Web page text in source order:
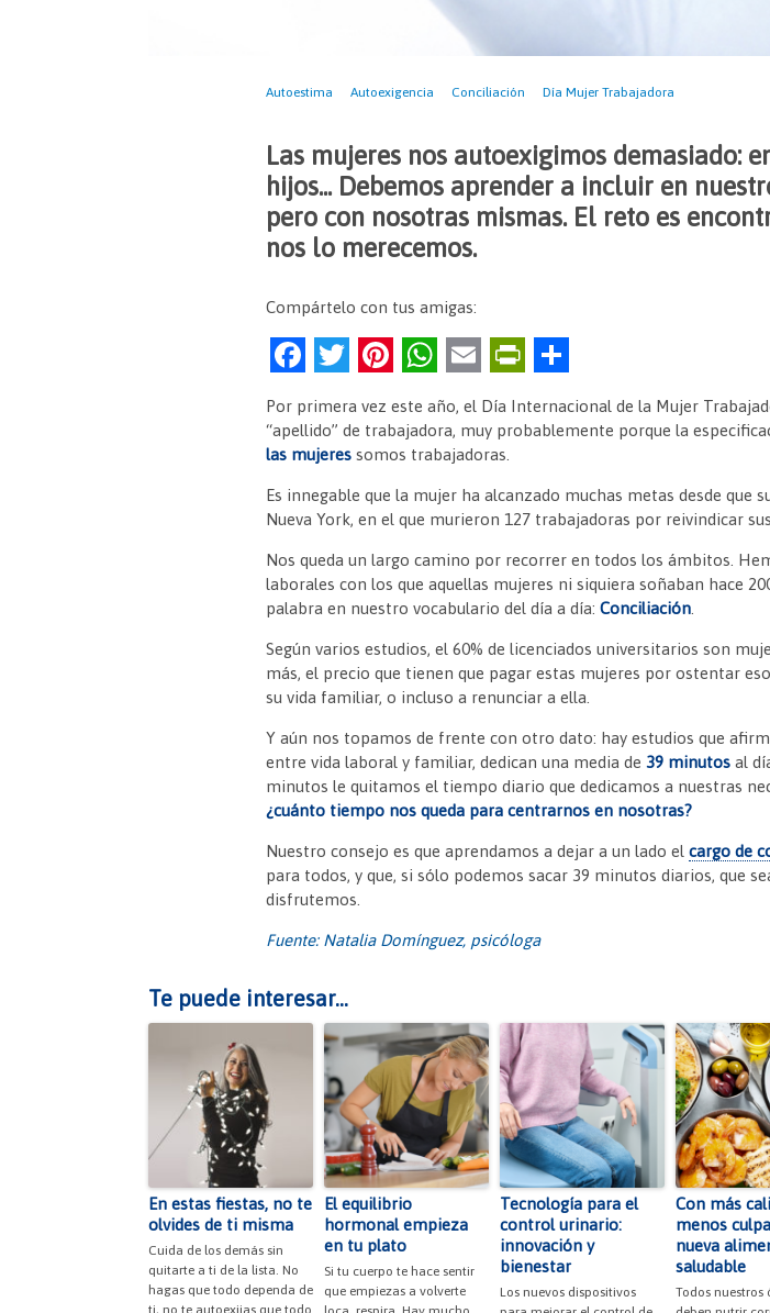
Autoestima Autoexigencia Conciliación Día Mujer Trabajadora
Las mujeres nos autoexigimos demasiado:
hijos... Debemos aprender a incluir en
pero con nosotras mismas. El reto es
nos lo merecemos.
Compártelo con tus amigas:
F
a
c
e
b
o
o
k
T
itt
er
Pi
er
es
t
W
h
at
s
A
p
p
E
m
ai
l
Pr
tF
e
n
dl
y
o
m
ar
tir
Por primera vez este año, el Día Internacional de la Mujer
“apellido” de trabajadora, muy probablemente porque la
las mujeres somos trabajadoras.
Es innegable que la mujer ha alcanzado muchas metas desde
Nueva York, en el que murieron 127 trabajadoras por reivindicar
Nos queda un largo camino por recorrer en todos los ámbitos.
laborales con los que aquellas mujeres ni siquiera soñaban hace
palabra en nuestro vocabulario del día a día:Conciliación
Según varios estudios, el 60% de licenciados universitarios son
más, el precio que tienen que pagar estas mujeres por ostentar
su vida familiar, o incluso a renunciar a ella.
Y aún nos topamos de frente con otro dato: hay estudios que
entre vida laboral y familiar, dedican una media de 39 minutos al
minutos le quitamos el tiempo diario que dedicamos a nuestras
¿cuánto tiempo nos queda para centrarnos en nosotras?
Nuestro consejo es que aprendamos a dejar a un lado elcargo de
para todos, y que, si sólo podemos sacar 39 minutos diarios, que
disfrutemos.
Fuente: Natalia Domínguez, psicóloga
Te puede interesar...
En estas fiestas, no te
olvides de ti misma
Cuida de los demás sin
quitarte a ti de la lista. No
hagas que todo dependa de
ti, no te autoexijas que todo
El equilibrio
hormonal empieza
en tu plato
Si tu cuerpo te hace sentir
que empiezas a volverte
Tecnología para el
control urinario:
innovación y
bienestar
Los nuevos dispositivos
Con más
menos
nueva
saludable
Todos nuestros